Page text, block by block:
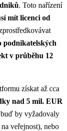
. Toto nařízení
mít licenci od
podnikatelských
v průběhu 12
získat až cca
nad 5 mil. EUR
by vyžadovaly
veřejnost), nebo